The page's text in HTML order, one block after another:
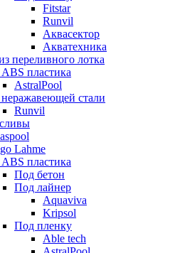
Fitstar
Runvil
Аквасектор
Акватехника
переливного лотка
пластика
AstralPool
стали
Runvil
Lahme
пластика
Под бетон
Под лайнер
Aquaviva
Kripsol
Под пленку
Able tech